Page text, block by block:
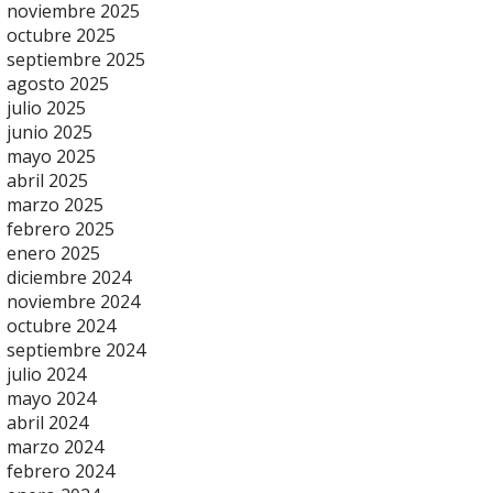
noviembre 2025
octubre 2025
septiembre 2025
agosto 2025
julio 2025
junio 2025
mayo 2025
abril 2025
marzo 2025
febrero 2025
enero 2025
diciembre 2024
noviembre 2024
octubre 2024
septiembre 2024
julio 2024
mayo 2024
abril 2024
marzo 2024
febrero 2024